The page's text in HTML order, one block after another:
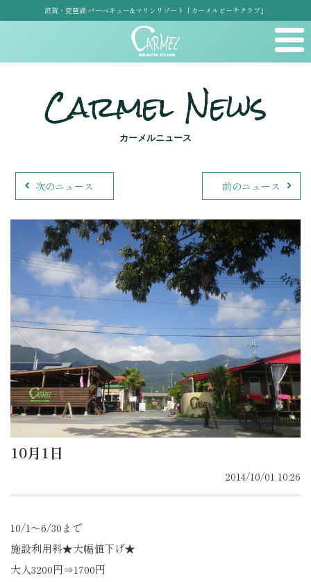
滋賀・琵琶湖 バーベキュー&マリンリゾート「カーメルビーチクラブ」
Carmel News
カーメルニュース
次のニュース 前のニュース
10月1日
2014/10/01 10:26
10/1～6/30まで
施設利用料★大幅値下げ★
大人3200円⇒1700円